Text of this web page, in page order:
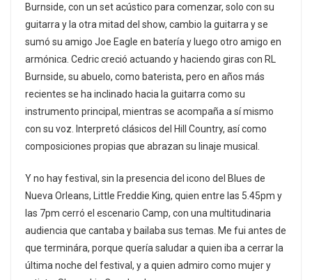
Burnside, con un set acústico para comenzar, solo con su
guitarra y la otra mitad del show, cambio la guitarra y se
sumó su amigo Joe Eagle en batería y luego otro amigo en
armónica. Cedric creció actuando y haciendo giras con RL
Burnside, su abuelo, como baterista, pero en años más
recientes se ha inclinado hacia la guitarra como su
instrumento principal, mientras se acompaña a sí mismo
con su voz. Interpretó clásicos del Hill Country, así como
composiciones propias que abrazan su linaje musical.
Y no hay festival, sin la presencia del icono del Blues de
Nueva Orleans, Little Freddie King, quien entre las 5.45pm y
las 7pm cerró el escenario Camp, con una multitudinaria
audiencia que cantaba y bailaba sus temas. Me fui antes de
que terminára, porque quería saludar a quien iba a cerrar la
última noche del festival, y a quien admiro como mujer y